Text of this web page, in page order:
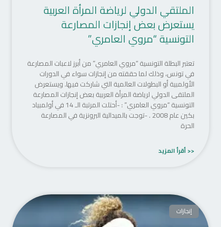
الملتقي الدولي لرياضة المرأة العربية
يستعرض بعض إنجازات المصارعة
التونسية “مروي العامري”
تعتبر البطلة التونسية “مروي العامري” من أبرز لاعبات المصارعة
في تونس، وذلك لما حققته من إنجازات سواء في الدورات
الأولمبية أو البطولات العالمية التي شاركت فيها. ويستعرض
الملتقى الدولي لرياضة المرأة العربية بعض إنجازات المصارعة
التونسية “مروي العامري” : -أحتلت المرتبة الـ 14 في أولمبياد
بكين عام 2008 . -توجت بالميدالية البرونزية في المصارعة
الحرة
<< أقرأ المزيد
إنجازات